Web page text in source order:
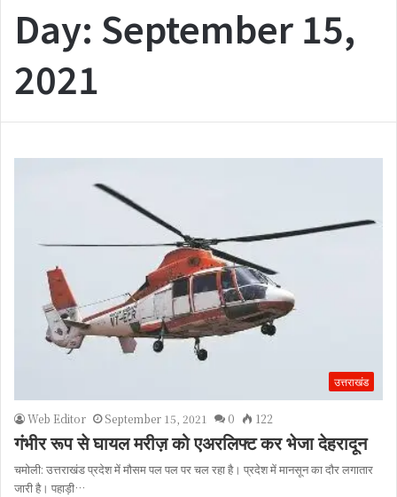
Day: September 15,
2021
उत्तराखंड
Web Editor September 15, 2021 0 122
गंभीर रूप से घायल मरीज़ को एअरलिफ्ट कर भेजा देहरादून
चमोली: उत्तराखंड प्रदेश में मौसम पल पल पर चल रहा है। प्रदेश में मानसून का दौर लगातार
जारी है। पहाड़ी…